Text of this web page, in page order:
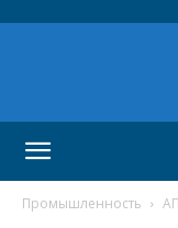
Промышленность